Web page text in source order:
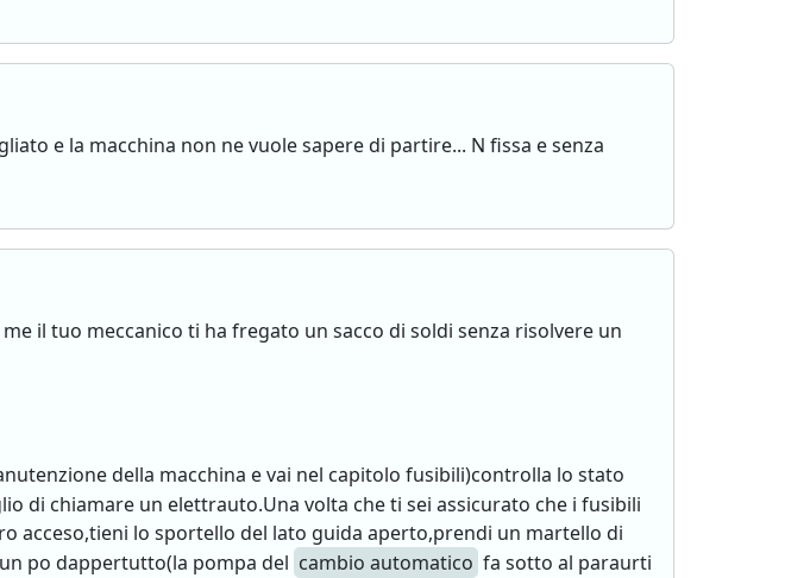
e la macchina non ne vuole sapere di partire... N fissa e senza
il tuo meccanico ti ha fregato un sacco di soldi senza risolvere un
della macchina e vai nel capitolo fusibili)controlla lo stato
di chiamare un elettrauto.Una volta che ti sei assicurato che i fusibili
acceso,tieni lo sportello del lato guida aperto,prendi un martello di
po dappertutto(la pompa del cambio automatico fa sotto al paraurti